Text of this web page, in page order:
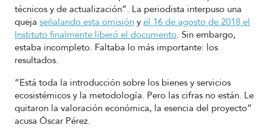
técnicos y de actualización”. La periodista interpuso una
queja señalando esta omisión y el 16 de agosto de 2018 el
Instituto finalmente liberó el documento. Sin embargo,
estaba incompleto. Faltaba lo más importante: los
resultados.
“Está toda la introducción sobre los bienes y servicios
ecosistémicos y la metodología. Pero las cifras no están. Le
quitaron la valoración económica, la esencia del proyecto”
acusa Óscar Pérez.